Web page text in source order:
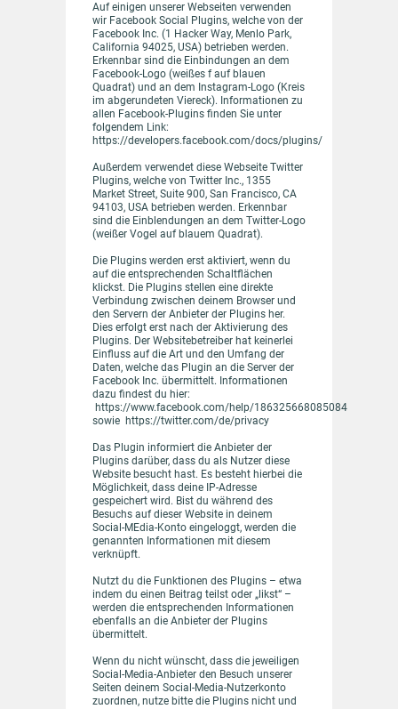
Auf einigen unserer Webseiten verwenden
wir Facebook Social Plugins, welche von der
Facebook Inc. (1 Hacker Way, Menlo Park,
California 94025, USA) betrieben werden.
Erkennbar sind die Einbindungen an dem
Facebook-Logo (weißes f auf blauen
Quadrat) und an dem Instagram-Logo (Kreis
im abgerundeten Viereck). Informationen zu
allen Facebook-Plugins finden Sie unter
folgendem Link:
https://developers.facebook.com/docs/plugins/
Außerdem verwendet diese Webseite Twitter
Plugins, welche von Twitter Inc., 1355
Market Street, Suite 900, San Francisco, CA
94103, USA betrieben werden. Erkennbar
sind die Einblendungen an dem Twitter-Logo
(weißer Vogel auf blauem Quadrat).
Die Plugins werden erst aktiviert, wenn du
auf die entsprechenden Schaltflächen
klickst. Die Plugins stellen eine direkte
Verbindung zwischen deinem Browser und
den Servern der Anbieter der Plugins her.
Dies erfolgt erst nach der Aktivierung des
Plugins. Der Websitebetreiber hat keinerlei
Einfluss auf die Art und den Umfang der
Daten, welche das Plugin an die Server der
Facebook Inc. übermittelt. Informationen
dazu findest du hier:
https://www.facebook.com/help/186325668085084
sowie https://twitter.com/de/privacy
Das Plugin informiert die Anbieter der
Plugins darüber, dass du als Nutzer diese
Website besucht hast. Es besteht hierbei die
Möglichkeit, dass deine IP-Adresse
gespeichert wird. Bist du während des
Besuchs auf dieser Website in deinem
Social-MEdia-Konto eingeloggt, werden die
genannten Informationen mit diesem
verknüpft.
Nutzt du die Funktionen des Plugins – etwa
indem du einen Beitrag teilst oder „likst“ –
werden die entsprechenden Informationen
ebenfalls an die Anbieter der Plugins
übermittelt.
Wenn du nicht wünscht, dass die jeweiligen
Social-Media-Anbieter den Besuch unserer
Seiten deinem Social-Media-Nutzerkonto
zuordnen, nutze bitte die Plugins nicht und